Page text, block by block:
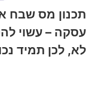
תכנון מס שבח
עסקה – עשוי
לא, לכן תמיד